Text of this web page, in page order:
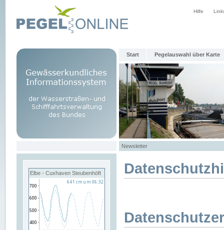
Hilfe
Start Pegelauswahl über Karte
Newsletter
Elbe - Cuxhaven Steubenhöft